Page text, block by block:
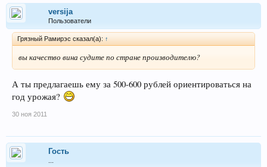
versija
Пользователи
Грязный Рамирэс сказал(а): ↑
вы качество вина судите по стране производителю?
А ты предлагаешь ему за 500-600 рублей ориентироваться на
год урожая?
30 ноя 2011
Гость